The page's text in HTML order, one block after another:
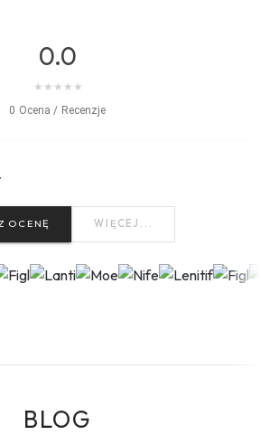
0.0
★ ★ ★ ★ ★
0 Ocena / Recenzje
OCENĘ WIĘCEJ...
BLOG